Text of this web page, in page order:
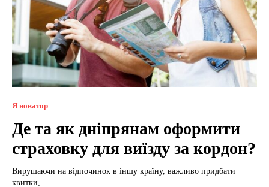
Я новатор
Де та як дніпрянам оформити
страховку для виїзду за кордон?
Вирушаючи на відпочинок в іншу країну, важливо придбати
квитки,...